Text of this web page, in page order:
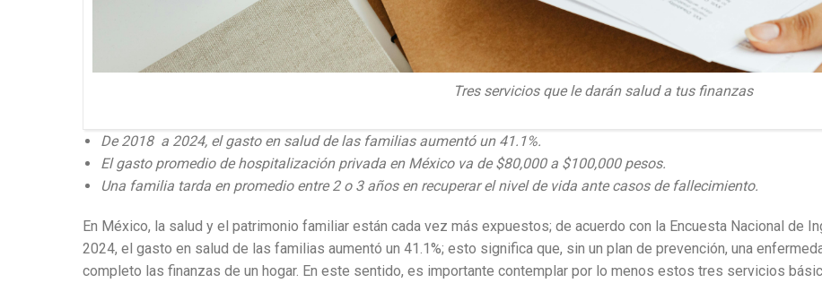
Tres servicios que le darán salud a tus finanzas
De 2018 a 2024, el gasto en salud de las familias aumentó un 41.1%.
El gasto promedio de hospitalización privada en México va de $80,000 a $100,000 pesos.
Una familia tarda en promedio entre 2 o 3 años en recuperar el nivel de vida ante casos de fallecimiento.
En México, la salud y el patrimonio familiar están cada vez más expuestos; de acuerdo con la Encuesta Nacional de
2024, el gasto en salud de las familias aumentó un 41.1%; esto significa que, sin un plan de prevención, una
completo las finanzas de un hogar. En este sentido, es importante contemplar por lo menos estos tres servicios